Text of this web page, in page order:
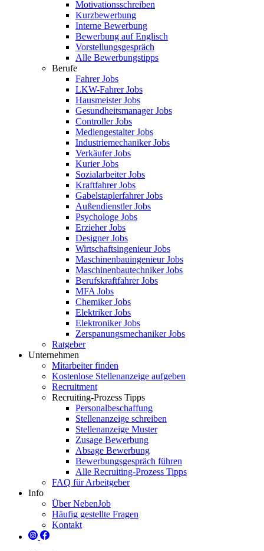
Motivationsschreiben
Kurzbewerbung
Interne Bewerbung
Bewerbung auf Englisch
Vorstellungsgespräch
Alle Bewerbungstipps
Berufe
Fahrer Jobs
LKW-Fahrer Jobs
Hausmeister Jobs
Gesundheitsmanager Jobs
Controller Jobs
Mediengestalter Jobs
Industriemechaniker Jobs
Verkäufer Jobs
Kurier Jobs
Sozialarbeiter Jobs
Kraftfahrer Jobs
Gabelstaplerfahrer Jobs
Außendienstler Jobs
Psychologe Jobs
Erzieher Jobs
Designer Jobs
Wirtschaftsingenieur Jobs
Maschinenbauingenieur Jobs
Maschinenbautechniker Jobs
Berufskraftfahrer Jobs
MFA Jobs
Chemiker Jobs
Elektriker Jobs
Elektroniker Jobs
Zerspanungsmechaniker Jobs
Ratgeber
Unternehmen
Mitarbeiter finden
Kostenlose Stellenanzeige aufgeben
Recruitment
Recruiting-Prozess Tipps
Personalbeschaffung
Stellenanzeige schreiben
Stellenanzeige Muster
Zusage Bewerbung
Absage Bewerbung
Bewerbungsgespräch führen
Alle Recruiting-Prozess Tipps
FAQ für Arbeitgeber
Info
Über NebenJob
Häufig gestellte Fragen
Kontakt